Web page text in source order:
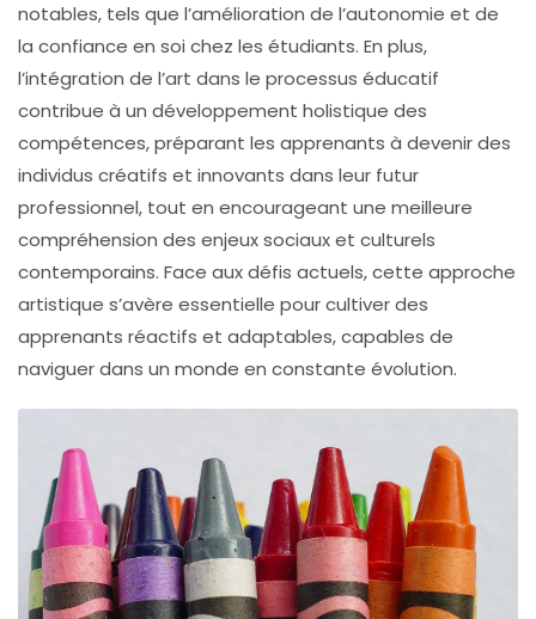
notables, tels que l’amélioration de l’autonomie et de
la confiance en soi chez les étudiants. En plus,
l’intégration de l’art dans le processus éducatif
contribue à un développement holistique des
compétences, préparant les apprenants à devenir des
individus créatifs et innovants dans leur futur
professionnel, tout en encourageant une meilleure
compréhension des enjeuxsociauxet culturels
contemporains. Face aux défis actuels, cette approche
artistique s’avère essentielle pour cultiver des
apprenants réactifs et adaptables, capables de
naviguer dans un monde en constante évolution.